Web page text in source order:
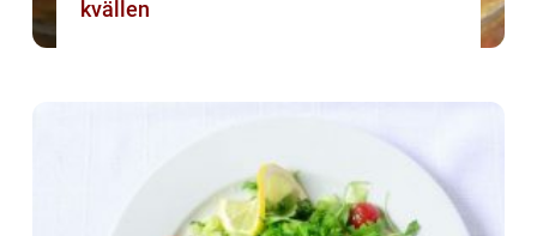
kvällen